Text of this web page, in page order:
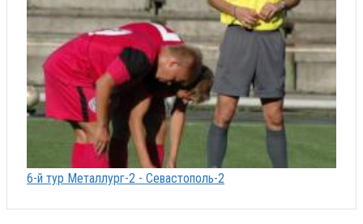
6-й тур Металлург-2 - Севастополь-2